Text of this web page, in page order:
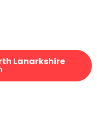
Lanarkshire